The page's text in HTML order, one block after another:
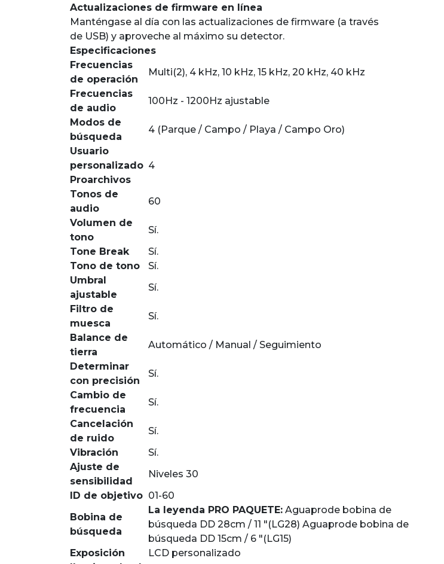
Actualizaciones de firmware en línea
Manténgase al día con las actualizaciones de firmware (a través
de USB) y aproveche al máximo su detector.
Especificaciones
Frecuencias
de operación
Multi(2), 4 kHz, 10 kHz, 15 kHz, 20 kHz, 40 kHz
Frecuencias
de audio
100Hz - 1200Hz ajustable
Modos de
búsqueda
4 (Parque / Campo / Playa / Campo Oro)
Usuario
personalizado
Proarchivos
4
Tonos de
audio
60
Volumen de
tono
Sí.
Tone Break
Sí.
Tono de tono
Sí.
Umbral
ajustable
Sí.
Filtro de
muesca
Sí.
Balance de
tierra
Automático / Manual / Seguimiento
Determinar
con precisión
Sí.
Cambio de
frecuencia
Sí.
Cancelación
de ruido
Sí.
Vibración
Sí.
Ajuste de
sensibilidad
Niveles 30
ID de objetivo 01-60
Bobina de
búsqueda
La leyenda PRO PAQUETE: Aguaprode bobina de
búsqueda DD 28cm / 11 "(LG28) Aguaprode bobina de
búsqueda DD 15cm / 6 "(LG15)
Exposición
LCD personalizado